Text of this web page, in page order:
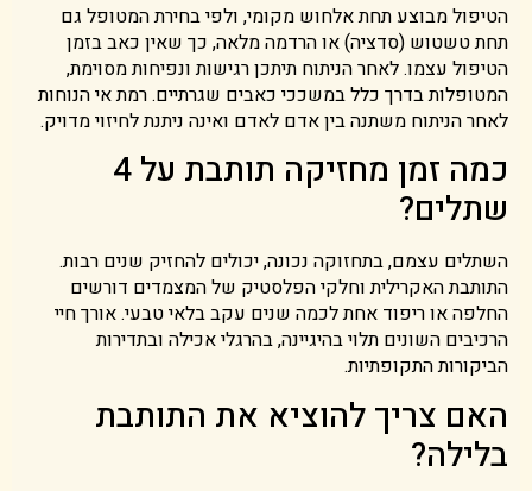
הטיפול מבוצע תחת אלחוש מקומי, ולפי בחירת המטופל גם
תחת טשטוש (סדציה) או הרדמה מלאה, כך שאין כאב בזמן
הטיפול עצמו. לאחר הניתוח תיתכן רגישות ונפיחות מסוימת,
המטופלות בדרך כלל במשככי כאבים שגרתיים. רמת אי הנוחות
לאחר הניתוח משתנה בין אדם לאדם ואינה ניתנת לחיזוי מדויק.
כמה זמן מחזיקה תותבת על 4
שתלים?
השתלים עצמם, בתחזוקה נכונה, יכולים להחזיק שנים רבות.
התותבת האקרילית וחלקי הפלסטיק של המצמדים דורשים
החלפה או ריפוד אחת לכמה שנים עקב בלאי טבעי. אורך חיי
הרכיבים השונים תלוי בהיגיינה, בהרגלי אכילה ובתדירות
הביקורות התקופתיות.
האם צריך להוציא את התותבת
בלילה?